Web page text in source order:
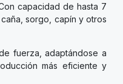
capacidad de hasta 7
sorgo, capín y otros
fuerza, adaptándose a
más eficiente y